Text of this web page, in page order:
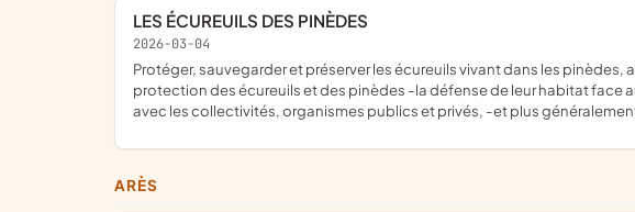
LES ÉCUREUILS DES PINÈDES
2026-03-04
protéger, sauvegarder et préserver les écureuils vivant dans les pinèdes, ainsi que de leur habitat naturel L'association agit notamment sur: -la sensibilisation du public à la
protection des écureuils et des pinèdes -la défense de leur habitat
avec les collectivités, organismes publics et privés, -et plus
ARÈS